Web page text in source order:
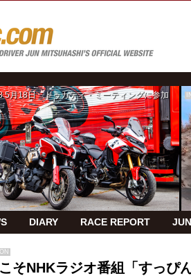
5月18日 ドゥカティ・ミーティングに参加
DIARY RACE REPORT
そNHKラジオ番組「すっぴ